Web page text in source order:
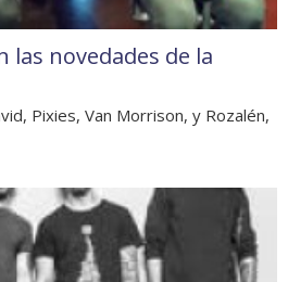
las novedades de la
Pixies, Van Morrison, y Rozalén,